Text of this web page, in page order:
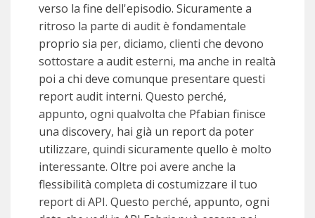
verso la fine dell'episodio. Sicuramente a
ritroso la parte di audit è fondamentale
proprio sia per, diciamo, clienti che devono
sottostare a audit esterni, ma anche in realtà
poi a chi deve comunque presentare questi
report audit interni. Questo perché,
appunto, ogni qualvolta che Pfabian finisce
una discovery, hai già un report da poter
utilizzare, quindi sicuramente quello è molto
interessante. Oltre poi avere anche la
flessibilità completa di costumizzare il tuo
report di API. Questo perché, appunto, ogni